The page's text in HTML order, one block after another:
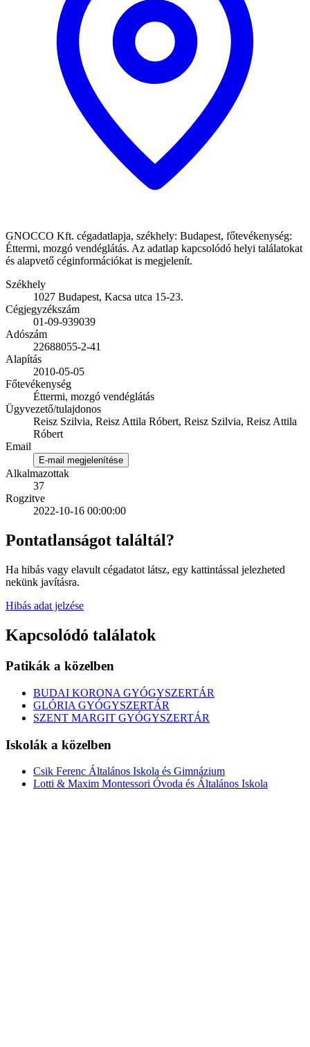
GNOCCO Kft. cégadatlapja, székhely: Budapest, főtevékenység:
Éttermi, mozgó vendéglátás. Az adatlap kapcsolódó helyi találatokat
és alapvető céginformációkat is megjelenít.
Székhely
1027 Budapest, Kacsa utca 15-23.
Cégjegyzékszám
01-09-939039
Adószám
22688055-2-41
Alapítás
2010-05-05
Főtevékenység
Éttermi, mozgó vendéglátás
Ügyvezető/tulajdonos
Reisz Szilvia, Reisz Attila Róbert, Reisz Szilvia, Reisz Attila
Róbert
Email
E-mail megjelenítése
Alkalmazottak
37
Rogzitve
2022-10-16 00:00:00
Pontatlanságot találtál?
Ha hibás vagy elavult cégadatot látsz, egy kattintással jelezheted
nekünk javításra.
Hibás adat jelzése
Kapcsolódó találatok
Patikák a közelben
BUDAI KORONA GYÓGYSZERTÁR
GLÓRIA GYÓGYSZERTÁR
SZENT MARGIT GYÓGYSZERTÁR
Iskolák a közelben
Csik Ferenc Általános Iskola és Gimnázium
Lotti & Maxim Montessori Óvoda és Általános Iskola